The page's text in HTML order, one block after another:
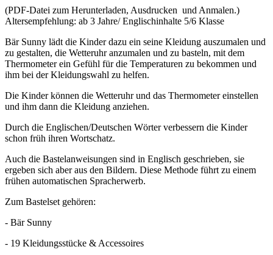
(PDF-Datei zum Herunterladen, Ausdrucken und Anmalen.)
Altersempfehlung: ab 3 Jahre/ Englischinhalte 5/6 Klasse
Bär Sunny lädt die Kinder dazu ein seine Kleidung auszumalen und
zu gestalten, die Wetteruhr anzumalen und zu basteln, mit dem
Thermometer ein Gefühl für die Temperaturen zu bekommen und
ihm bei der Kleidungswahl zu helfen.
Die Kinder können die Wetteruhr und das Thermometer einstellen
und ihm dann die Kleidung anziehen.
Durch die Englischen/Deutschen Wörter verbessern die Kinder
schon früh ihren Wortschatz.
Auch die Bastelanweisungen sind in Englisch geschrieben, sie
ergeben sich aber aus den Bildern. Diese Methode führt zu einem
frühen automatischen Spracherwerb.
Zum Bastelset gehören:
- Bär Sunny
- 19 Kleidungsstücke & Accessoires